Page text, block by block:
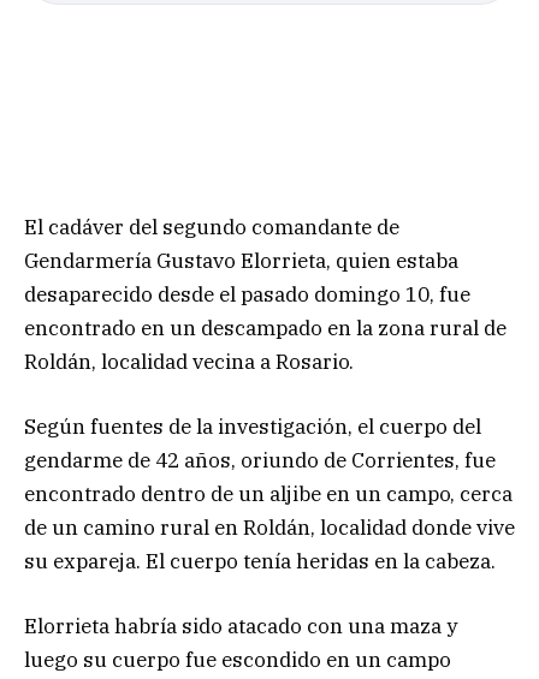
El cadáver del segundo comandante de
Gendarmería Gustavo Elorrieta, quien estaba
desaparecido desde el pasado domingo 10, fue
encontrado en un descampado en la zona rural de
Roldán, localidad vecina a Rosario.
Según fuentes de la investigación, el cuerpo del
gendarme de 42 años, oriundo de Corrientes, fue
encontrado dentro de un aljibe en un campo, cerca
de un camino rural en Roldán, localidad donde vive
su expareja. El cuerpo tenía heridas en la cabeza.
Elorrieta habría sido atacado con una maza y
luego su cuerpo fue escondido en un campo